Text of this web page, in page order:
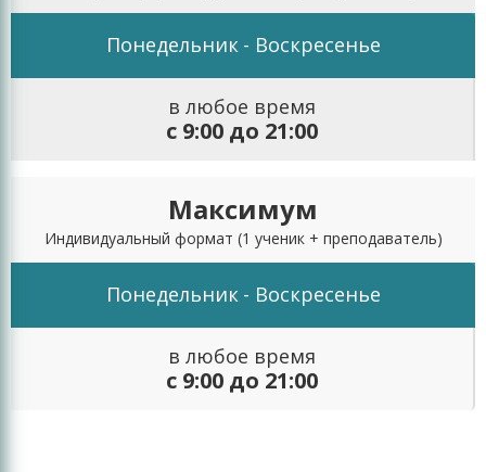
Понедельник - Воскресенье
в любое время
с 9:00 до 21:00
Максимум
Индивидуальный формат (1 ученик + преподаватель)
Понедельник - Воскресенье
в любое время
с 9:00 до 21:00